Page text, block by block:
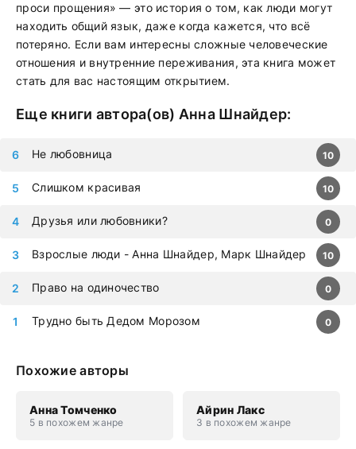
проси прощения» — это история о том, как люди могут
находить общий язык, даже когда кажется, что всё
потеряно. Если вам интересны сложные человеческие
отношения и внутренние переживания, эта книга может
стать для вас настоящим открытием.
Еще книги автора(ов) Анна Шнайдер:
Трудно быть Дедом Морозом 0
Право на одиночество 0
Взрослые люди - Анна Шнайдер, Марк Шнайдер 10
Друзья или любовники? 0
Слишком красивая 10
Не любовница 10
Похожие авторы
Анна Томченко
5 в похожем жанре
Айрин Лакс
3 в похожем жанре